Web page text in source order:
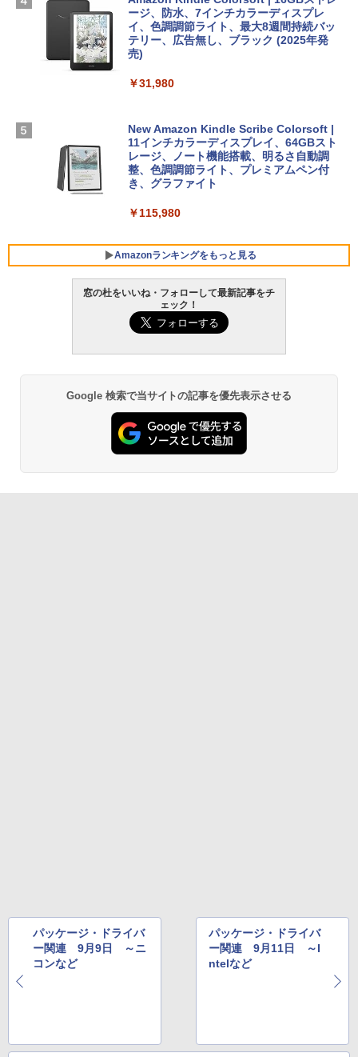
【Amazon.co.jp限定】 HP ノートパソコ
ン 15-fd 15.6インチ 16GBメモリ 512GB
SSD インテル Core 5
￥129,800
FMV ノートパソコン WE1-K3 (MS 365 P
ersonal/Copilotキー搭載/Win 11/15.6型/
Core i5/16GB/SSD 512GB/ホワイト) FM
VWK3E15W_AZ
￥39,582
ト): Java & Bedrock Edition | オンライ
￥3,600
￥480
FM TOWNS ハイパー・カタログ: 本体ハ
ェクトリストと最新エミュレータ紹介
ージ、防水、7インチカラーディスプレ
イ、色調調節ライト、最大8週間持続バッ
テリー、広告無し、ブラック (2025年発
売)
￥31,980
New Amazon Kindle Scribe Colorsoft |
11インチカラーディスプレイ、64GBスト
レージ、ノート機能搭載、明るさ自動調
整、色調調節ライト、プレミアムペン付
き、グラファイト
￥115,980
Amazonランキングをもっと見る
窓の杜をいいね・フォローして最新記事をチ
ェック！
Google 検索で当サイトの記事を優先表示させる
パッケージ・ドライバ
ー関連 9月9日 ～ニ
コンなど
パッケージ・ドライバ
ー関連 9月11日 ～I
ntelなど